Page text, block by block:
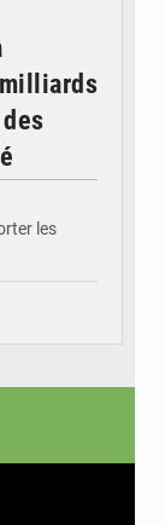
les